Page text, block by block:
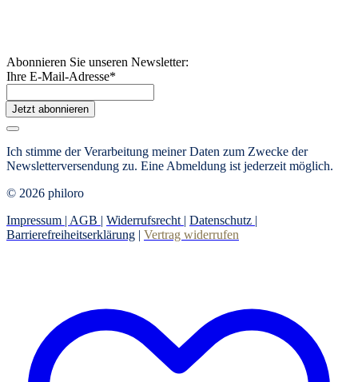
Abonnieren Sie unseren Newsletter:
Ihre E-Mail-Adresse*
Jetzt abonnieren
Ich stimme der Verarbeitung meiner Daten zum Zwecke der
Newsletterversendung zu. Eine Abmeldung ist jederzeit möglich.
© 2026 philoro
Impressum | AGB | Widerrufsrecht | Datenschutz |
Barrierefreiheitserklärung | Vertrag widerrufen